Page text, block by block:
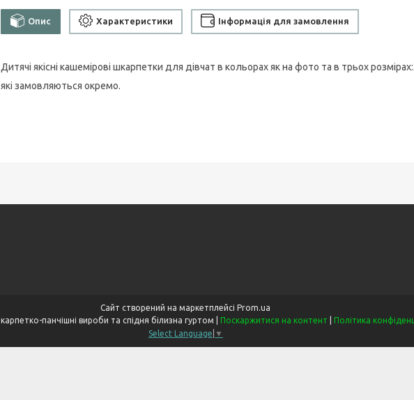
Опис Характеристики Інформація для замовлення
Дитячі якісні кашемірові шкарпетки для дівчат в кольорах як на фото та в трьох
які замовляються окремо.
Сайт створений на маркетплейсі Prom.ua
Поскаржитися на контент
Політика
Select Language ▼